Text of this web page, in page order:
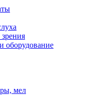
оборудование
мел